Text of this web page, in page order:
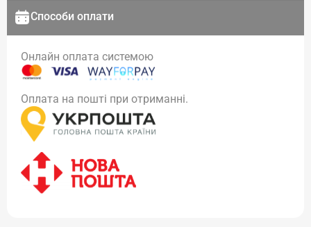
Способи оплати
Онлайн оплата системою
Оплата на пошті при отриманні.